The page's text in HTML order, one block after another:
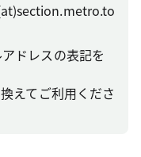
ドレスの表記を
えてご利用くださ